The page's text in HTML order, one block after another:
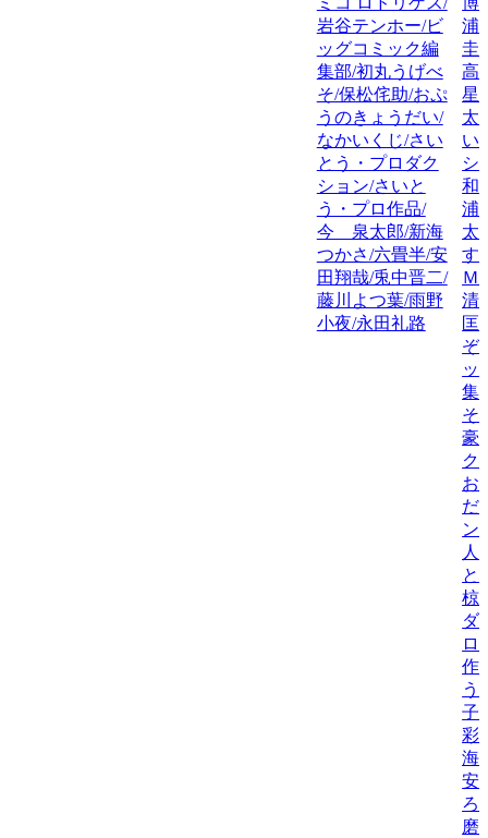
岩谷テンホー/ビ
ッグコミック編
集部/初丸うげべ
そ/保松侘助/おぷ
うのきょうだい/
なかいくじ/さい
とう・プロダク
ション/さいと
う・プロ作品/
今 泉太郎/新海
つかさ/六畳半/安
田翔哉/兎中晋二/
藤川よつ葉/雨野
小夜/永田礼路
浦
圭/
高
星/
太
い
シ
和
浦
太
す
Ｍ
清
匡
ぞ
ッ
集
そ
豪
ク
お
だ
ン
人
と
椋
ダ
ロ
作
う
子/
彩
海
安
ろ
磨